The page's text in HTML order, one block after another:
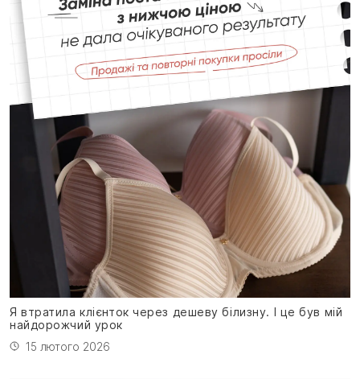
Я втратила клієнток через дешеву білизну. І це був мій
найдорожчий урок
15 лютого 2026